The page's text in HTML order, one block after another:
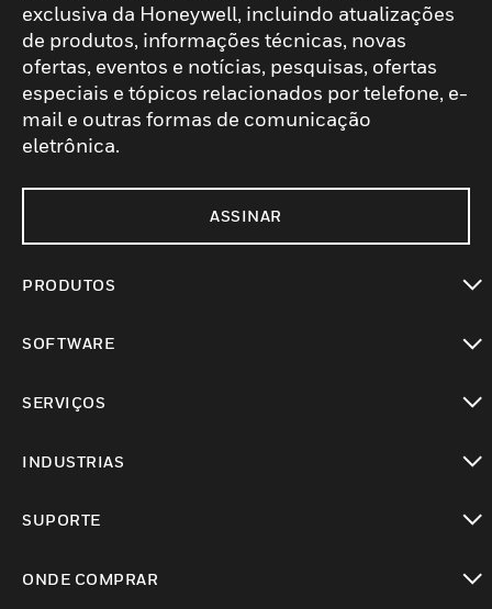
exclusiva da Honeywell, incluindo atualizações
de produtos, informações técnicas, novas
ofertas, eventos e notícias, pesquisas, ofertas
especiais e tópicos relacionados por telefone, e-
mail e outras formas de comunicação
eletrônica.
ASSINAR
PRODUTOS
SOFTWARE
SERVIÇOS
INDUSTRIAS
SUPORTE
ONDE COMPRAR